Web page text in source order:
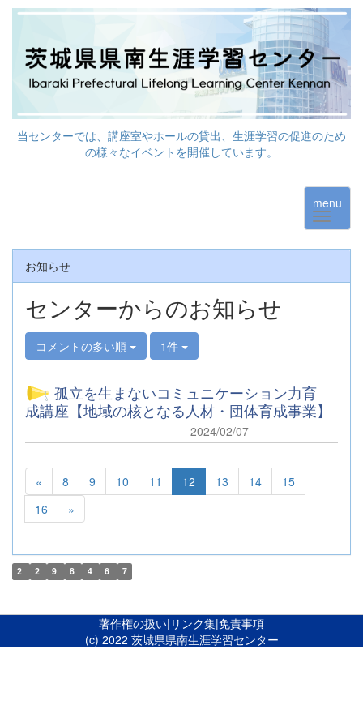
当センターでは、講座室やホールの貸出、生涯学習の促進のため
の様々なイベントを開催しています。
menu
お知らせ
センターからのお知らせ
コメントの多い順 1件
孤立を生まないコミュニケーション力育
成講座【地域の核となる人材・団体育成事業】
2024/02/07
« 8 9 10 11 12 13 14
15
16
»
2 2 9 8 4 6 7
著作権の扱い| リンク集|免責事項
(c) 2022 茨城県県南生涯学習センター